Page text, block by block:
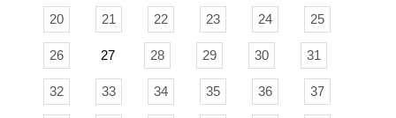
20 21 22 23 24 25
26 27 28 29 30 31
32 33 34 35 36 37